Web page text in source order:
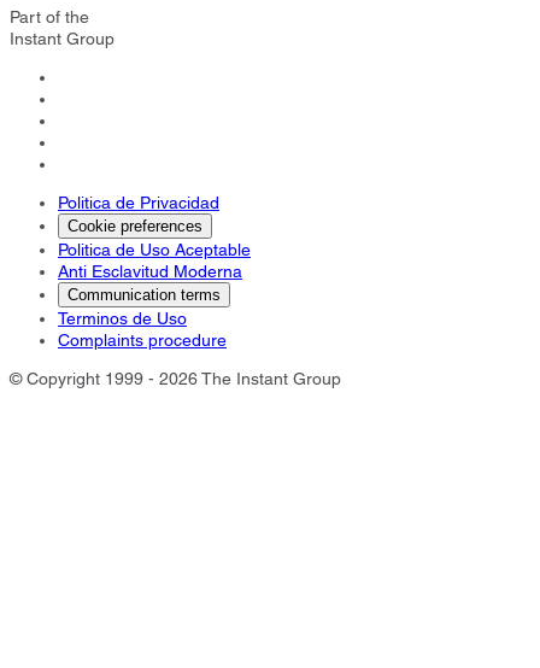
Part of the
Instant Group
Politica de Privacidad
Cookie preferences
Politica de Uso Aceptable
Anti Esclavitud Moderna
Communication terms
Terminos de Uso
Complaints procedure
© Copyright 1999 - 2026 The Instant Group